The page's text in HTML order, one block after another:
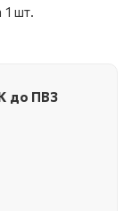
1 шт.
до ПВЗ